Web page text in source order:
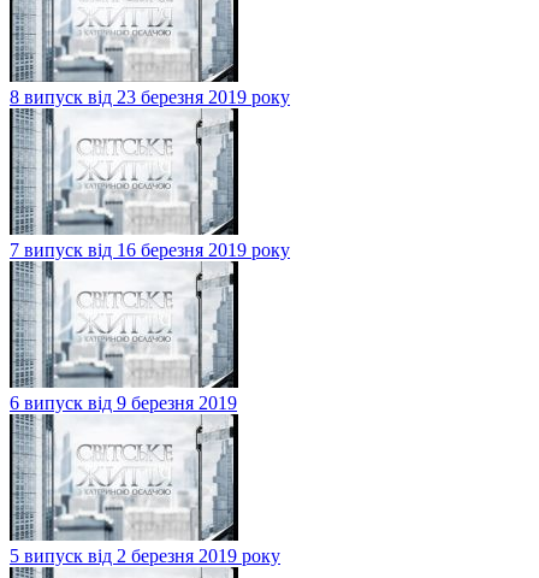
8 випуск від 23 березня 2019 року
7 випуск від 16 березня 2019 року
6 випуск від 9 березня 2019
5 випуск від 2 березня 2019 року